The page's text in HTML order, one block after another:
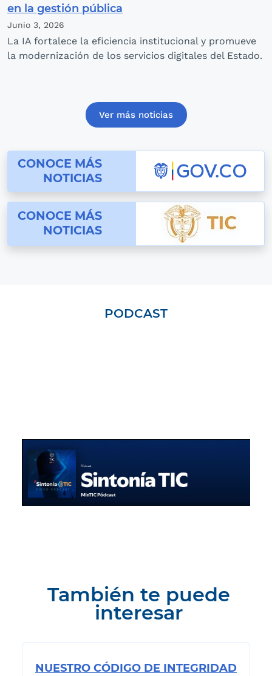
en la gestión pública
Junio 3, 2026
La IA fortalece la eficiencia institucional y promueve
la modernización de los servicios digitales del Estado.
Ver más noticias
conoce las noticias de gov.co
CONOCE MÁS
NOTICIAS
conoce las noticias de Mintic
CONOCE MÁS
NOTICIAS
PODCAST
También te puede
interesar
NUESTRO CÓDIGO DE INTEGRIDAD